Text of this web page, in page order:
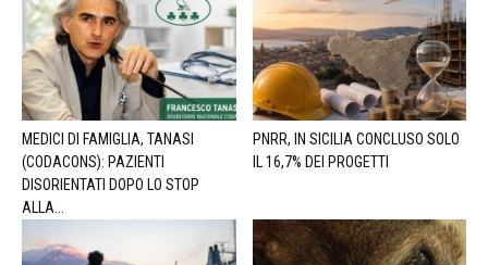
MEDICI DI FAMIGLIA, TANASI
(CODACONS): PAZIENTI
DISORIENTATI DOPO LO STOP
ALLA...
PNRR, IN SICILIA CONCLUSO SOLO
IL 16,7% DEI PROGETTI